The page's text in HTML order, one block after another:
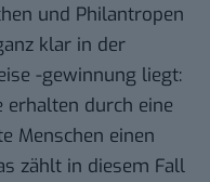
und Philantropen
klar in der
-gewinnung liegt:
durch eine
Menschen einen
zählt in diesem Fall